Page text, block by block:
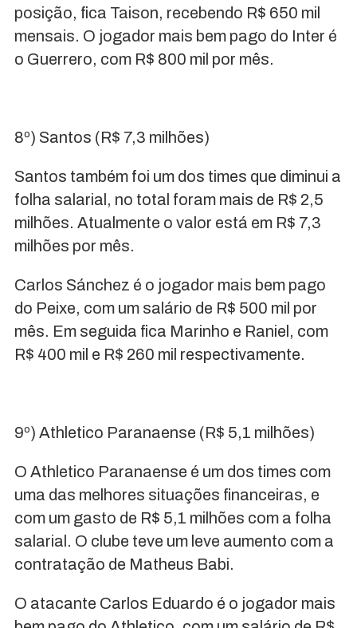
posição, fica Taison, recebendo R$ 650 mil
mensais. O jogador mais bem pago do Inter é
o Guerrero, com R$ 800 mil por mês.
8º) Santos (R$ 7,3 milhões)
Santos também foi um dos times que diminui a
folha salarial, no total foram mais de R$ 2,5
milhões. Atualmente o valor está em R$ 7,3
milhões por mês.
Carlos Sánchez é o jogador mais bem pago
do Peixe, com um salário de R$ 500 mil por
mês. Em seguida fica Marinho e Raniel, com
R$ 400 mil e R$ 260 mil respectivamente.
9º) Athletico Paranaense (R$ 5,1 milhões)
O Athletico Paranaense é um dos times com
uma das melhores situações financeiras, e
com um gasto de R$ 5,1 milhões com a folha
salarial. O clube teve um leve aumento com a
contratação de Matheus Babi.
O atacante Carlos Eduardo é o jogador mais